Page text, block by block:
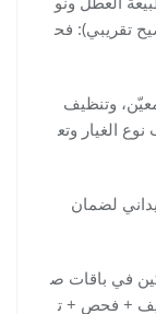
تقريبي): فح
وتنظيف
الغيار وتع
لضمان
في باقات ص
+ فحص + ت